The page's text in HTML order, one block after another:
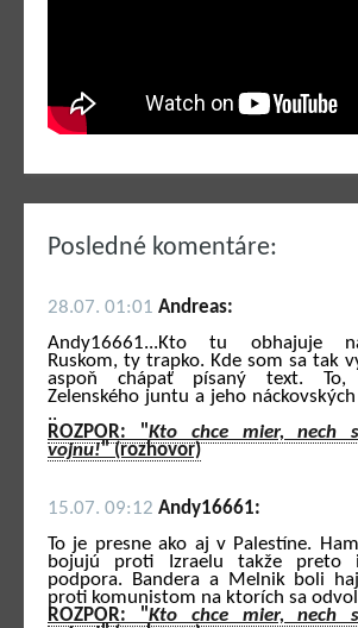
Posledné komentáre:
28.07. 01:01 Andreas:
Andy16661...Kto tu obhajuje
Ruskom, ty trapko. Kde som sa tak
aspoň chápať písaný text. To,
Zelenského juntu a jeho
..
ROZPOR: "Kto chce mier, nech
vojnu!" (rozhovor)
15.07. 09:12 Andy16661:
To je presne ako aj v Palestíne.
bojujú proti Izraelu takže preto
podpora. Bandera a Melnik boli
proti komunistom na ktorích sa
ROZPOR: "Kto chce mier, nech